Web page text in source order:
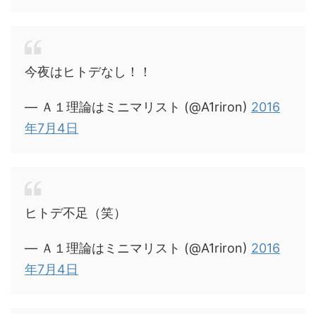
今夜はヒトデなし！！
— Ａ１理論はミニマリスト (@A1riron) 2016
年7月4日
ヒトデ不足（笑）
— Ａ１理論はミニマリスト (@A1riron) 2016
年7月4日